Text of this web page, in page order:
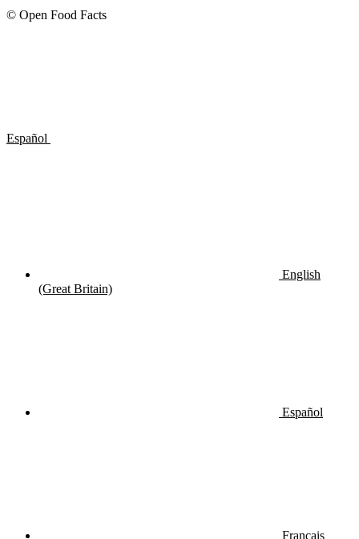
© Open Food Facts
Español
English
(Great Britain)
Español
Français